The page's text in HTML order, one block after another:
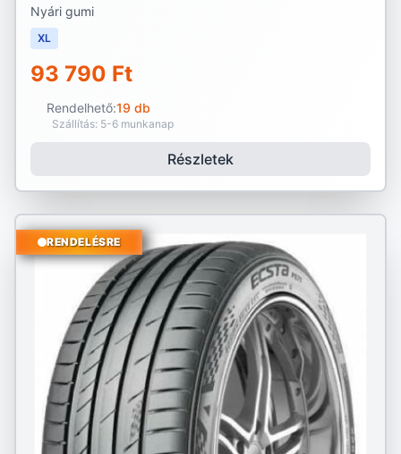
Nyári gumi
XL
93 790 Ft
Rendelhető:19 db
Szállítás: 5-6 munkanap
Részletek
RENDELÉSRE